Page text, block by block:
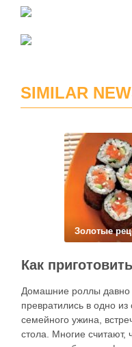
SIMILAR
Золотые
Домашние роллы давно
превратились в одно
семейного ужина,
стола. Многие считают,